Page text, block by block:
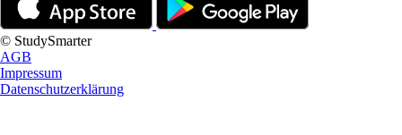
© StudySmarter
AGB
Impressum
Datenschutzerklärung